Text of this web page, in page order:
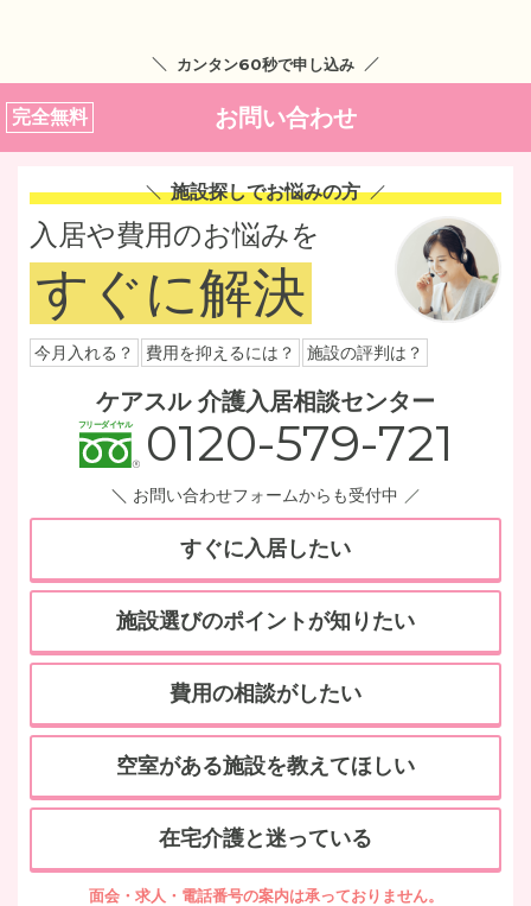
カンタン60秒で申し込み
完全無料 お問い合わせ
施設探しでお悩みの方
入居や費用のお悩みを
すぐに解決
今月入れる？ 費用を抑えるには？ 施設の評判は？
ケアスル 介護入居相談センター
0120-579-721
お問い合わせフォームからも受付中
すぐに入居したい
施設選びのポイントが知りたい
費用の相談がしたい
空室がある施設を教えてほしい
在宅介護と迷っている
面会・求人・電話番号の案内は承っておりません。